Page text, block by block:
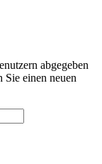
abgegeben
Sie einen neuen